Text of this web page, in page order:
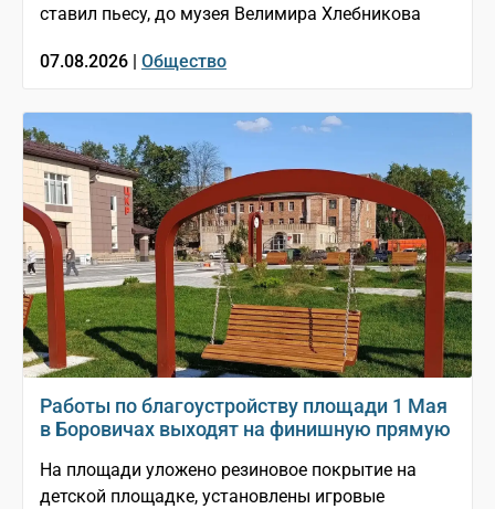
ставил пьесу, до музея Велимира Хлебникова
07.08.2026 | Общество
Работы по благоустройству площади 1 Мая
в Боровичах выходят на финишную прямую
На площади уложено резиновое покрытие на
детской площадке, установлены игровые